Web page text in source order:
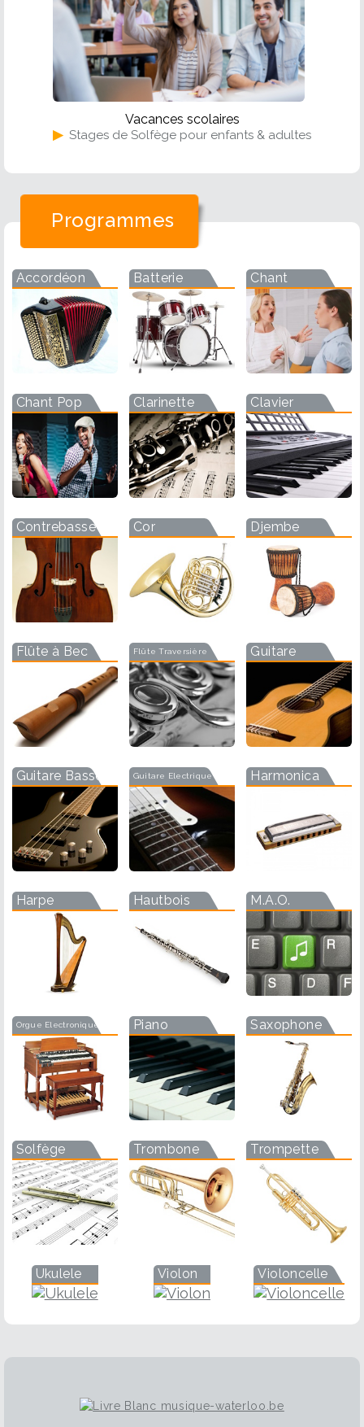
Vacances scolaires
▶ Stages de Solfège pour enfants & adultes
Programmes
Accordéon Batterie Chant
Chant Pop Clarinette Clavier
Contrebasse Cor Djembe
Flûte à Bec Flûte Traversière Guitare
Guitare Basse Guitare Electrique Harmonica
Harpe Hautbois M.A.O.
Orgue Electronique Piano Saxophone
Solfège Trombone Trompette
Ukulele Violon Violoncelle